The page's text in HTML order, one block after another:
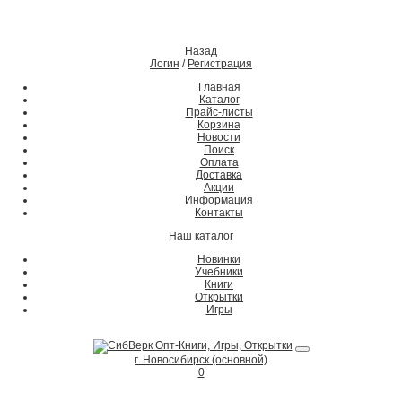
Назад
Логин / Регистрация
Главная
Каталог
Прайс-листы
Корзина
Новости
Поиск
Оплата
Доставка
Акции
Информация
Контакты
Наш каталог
Новинки
Учебники
Книги
Открытки
Игры
г. Новосибирск (основной)
0